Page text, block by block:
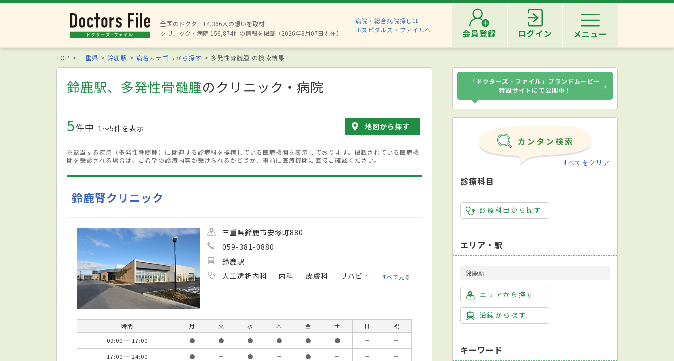
全国のドクター14,366人の想いを取材
クリニック・病院 156,874件の情報を掲載（2026年8月07日現在）
病院・総合病院探しは
ホスピタルズ・ファイルへ
会員登録 ログイン メニュー
TOP 三重県 鈴鹿駅 病名カテゴリから探す 多発性骨髄腫 の検索結果
鈴鹿駅、多発性骨髄腫のクリニック・病院
5件中 1〜5件を表示 地図から探す
※該当する疾患（多発性骨髄腫）に関連する診療科を標榜している医療機関を表示しております。掲載されている医療機
関を受診される場合は、ご希望の診療内容が受けられるかどうか、事前に医療機関に直接ご確認ください。
鈴鹿腎クリニック
三重県鈴鹿市安塚町880
059-381-0880
鈴鹿駅
人工透析内科
内科 皮膚科 リハビリテーション科 すべて見る
時間 月 火 水 木 金 土 日
祝
09:00 ～ 17:00
● ● ● ● ● ● －
－
17:00 ～ 24:00
● － ● － ● － － －
「ドクターズ・ファイル」ブランドムービー
特設サイトにて公開中！
›
すべてをクリア
診療科目
診療科目から探す
エリア・駅
鈴鹿駅
エリアから探す
沿線から探す
キーワード